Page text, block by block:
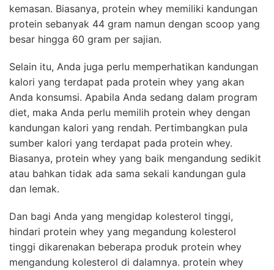
kemasan. Biasanya, protein whey memiliki kandungan
protein sebanyak 44 gram namun dengan scoop yang
besar hingga 60 gram per sajian.
Selain itu, Anda juga perlu memperhatikan kandungan
kalori yang terdapat pada protein whey yang akan
Anda konsumsi. Apabila Anda sedang dalam program
diet, maka Anda perlu memilih protein whey dengan
kandungan kalori yang rendah. Pertimbangkan pula
sumber kalori yang terdapat pada protein whey.
Biasanya, protein whey yang baik mengandung sedikit
atau bahkan tidak ada sama sekali kandungan gula
dan lemak.
Dan bagi Anda yang mengidap kolesterol tinggi,
hindari protein whey yang megandung kolesterol
tinggi dikarenakan beberapa produk protein whey
mengandung kolesterol di dalamnya. protein whey